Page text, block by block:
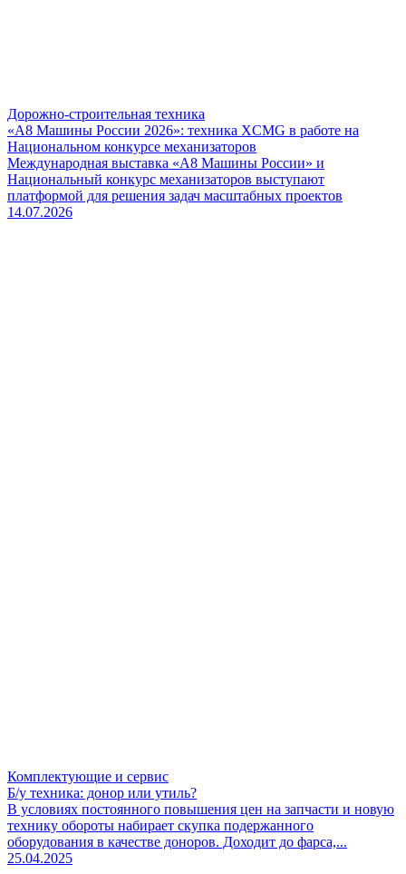
Дорожно-строительная техника
«А8 Машины России 2026»: техника XCMG в работе на
Национальном конкурсе механизаторов
Международная выставка «А8 Машины России» и
Национальный конкурс механизаторов выступают
платформой для решения задач масштабных проектов
14.07.2026
Комплектующие и сервис
Б/у техника: донор или утиль?
В условиях постоянного повышения цен на запчасти и новую
технику обороты набирает скупка подержанного
оборудования в качестве доноров. Доходит до фарса,...
25.04.2025